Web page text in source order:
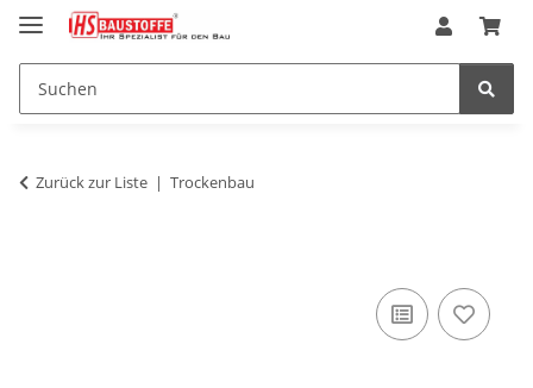
Zurück zur Liste Trockenbau